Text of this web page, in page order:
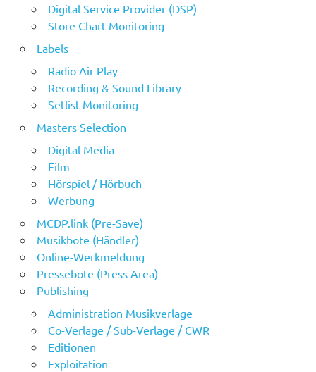
Digital Service Provider (DSP)
Store Chart Monitoring
Labels
Radio Air Play
Recording & Sound Library
Setlist-Monitoring
Masters Selection
Digital Media
Film
Hörspiel / Hörbuch
Werbung
MCDP.link (Pre-Save)
Musikbote (Händler)
Online-Werkmeldung
Pressebote (Press Area)
Publishing
Administration Musikverlage
Co-Verlage / Sub-Verlage / CWR
Editionen
Exploitation